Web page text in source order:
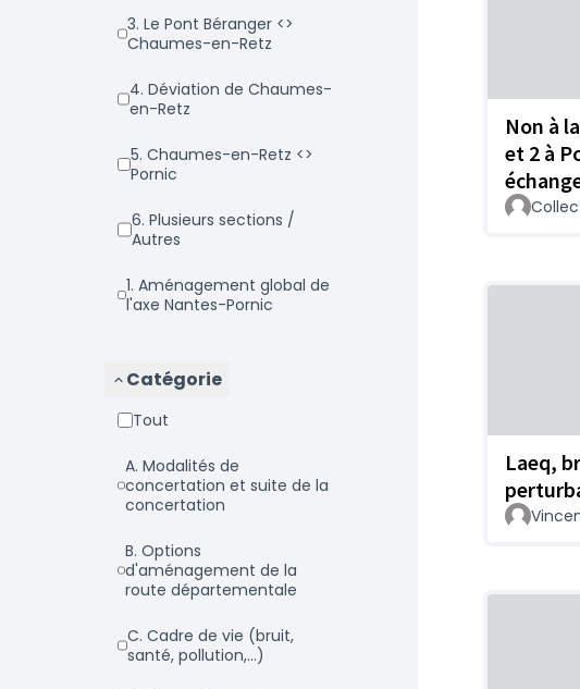
3. Le Pont Béranger <>
Chaumes-en-Retz
4. Déviation de Chaumes-
en-Retz
5. Chaumes-en-Retz <>
Pornic
6. Plusieurs sections /
Autres
1. Aménagement global de
l'axe Nantes-Pornic
Catégorie
Tout
a. Modalités de
concertation et suite de la
concertation
b. Options
d'aménagement de la
route départementale
c. Cadre de vie (bruit,
santé, pollution,...)
Non à
et 2 à
Laeq,